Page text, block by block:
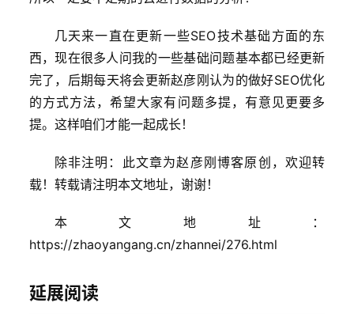
几天来一直在更新一些SEO技术基础方面的东
西，现在很多人问我的一些基础问题基本都已经更新
完了，后期每天将会更新赵彦刚认为的做好SEO优化
的方式方法，希望大家有问题多提，有意见更要多
提。这样咱们才能一起成长！
除非注明：此文章为赵彦刚博客原创，欢迎转
载！转载请注明本文地址，谢谢！
本文地址：
https://zhaoyangang.cn/zhannei/276.html
延展阅读